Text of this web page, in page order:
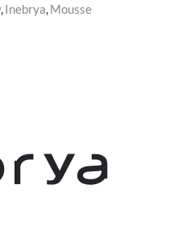
,Inebrya,Mousse